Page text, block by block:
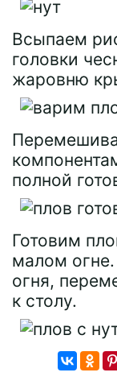
Всыпаем
головки
жаровню
полной
Готовим
малом
огня,
к столу.